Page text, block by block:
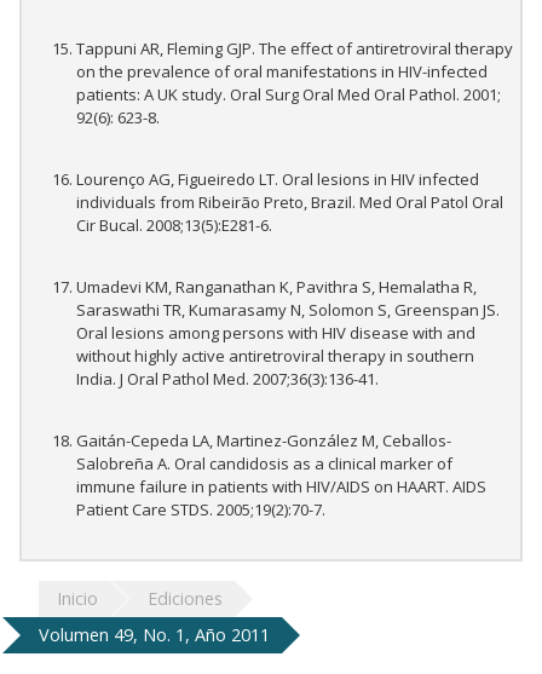
Tappuni AR, Fleming GJP. The effect of antiretroviral therapy
on the prevalence of oral manifestations in HIV-infected
patients: A UK study. Oral Surg Oral Med Oral Pathol. 2001;
92(6): 623-8.
Lourenço AG, Figueiredo LT. Oral lesions in HIV infected
individuals from Ribeirão Preto, Brazil. Med Oral Patol Oral
Cir Bucal. 2008;13(5):E281-6.
Umadevi KM, Ranganathan K, Pavithra S, Hemalatha R,
Saraswathi TR, Kumarasamy N, Solomon S, Greenspan JS.
Oral lesions among persons with HIV disease with and
without highly active antiretroviral therapy in southern
India. J Oral Pathol Med. 2007;36(3):136-41.
Gaitán-Cepeda LA, Martinez-González M, Ceballos-
Salobreña A. Oral candidosis as a clinical marker of
immune failure in patients with HIV/AIDS on HAART. AIDS
Patient Care STDS. 2005;19(2):70-7.
Inicio
Ediciones
Volumen 49, No. 1, Año 2011